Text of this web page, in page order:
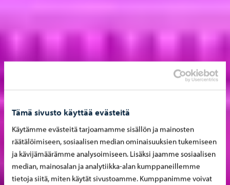
Tämä sivusto käyttää evästeitä
Käytämme evästeitä tarjoamamme sisällön ja mainosten
räätälöimiseen, sosiaalisen median ominaisuuksien tukemiseen
ja kävijämäärämme analysoimiseen. Lisäksi jaamme sosiaalisen
median, mainosalan ja analytiikka-alan kumppaneillemme
tietoja siitä, miten käytät sivustoamme. Kumppanimme voivat